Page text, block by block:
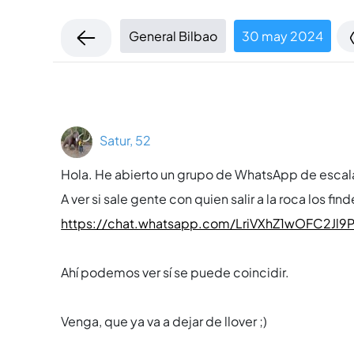
General Bilbao 30 may 2024
Satur, 52
Hola. He abierto un grupo de WhatsApp de
A ver si sale gente con quien salir a la roca los
https://chat.whatsapp.com/
Ahí­ podemos ver sí­ se puede coincidir.
Venga, que ya va a dejar de llover ;)